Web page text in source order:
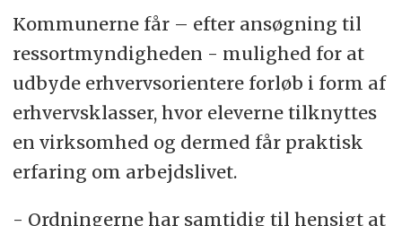
Kommunerne får – efter ansøgning til
ressortmyndigheden - mulighed for at
udbyde erhvervsorientere forløb i form af
erhvervsklasser, hvor eleverne tilknyttes
en virksomhed og dermed får praktisk
erfaring om arbejdslivet.
- Ordningerne har samtidig til hensigt at